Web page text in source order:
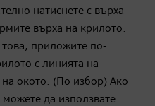
натиснете с върха
върха на крилото.
приложите по-
с линията на
окото. (По избор) Ако
да използвате